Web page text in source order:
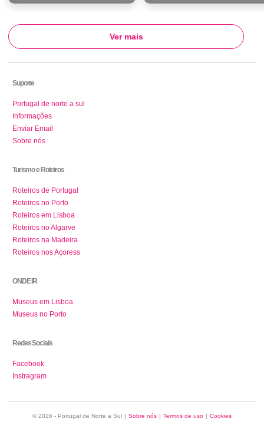
Ver mais
Suporte
Portugal de norte a sul
Informações
Enviar Email
Sobre nós
Turismo e Roteiros
Roteiros de Portugal
Roteiros no Porto
Roteiros em Lisboa
Roteiros no Algarve
Roteiros na Madeira
Roteiros nos Açoress
ONDE IR
Museus em Lisboa
Museus no Porto
Redes Sociais
Facebook
Instragram
© 2026 - Portugal de Norte a Sul | Sobre nós | Termos de uso | Cookies